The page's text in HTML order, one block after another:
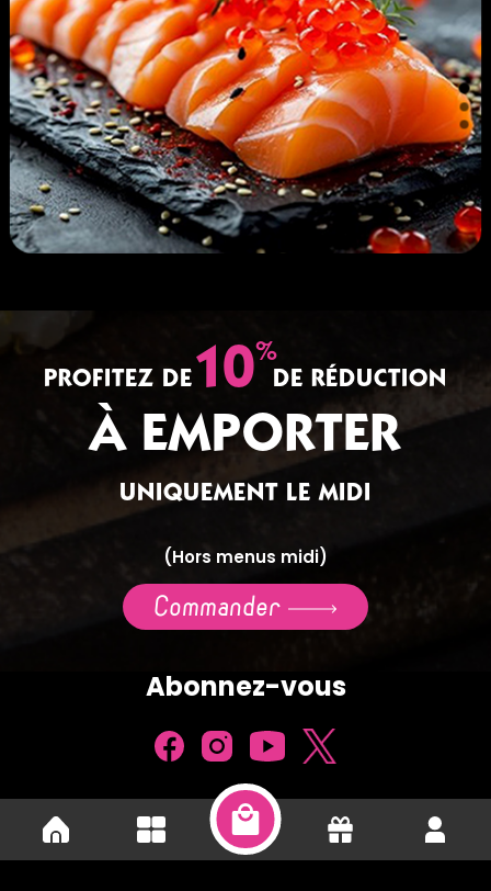
PROFITEZ DE10%
DE RÉDUCTION
À EMPORTER
UNIQUEMENT LE MIDI
(Hors menus midi)
Commander
Abonnez-vous